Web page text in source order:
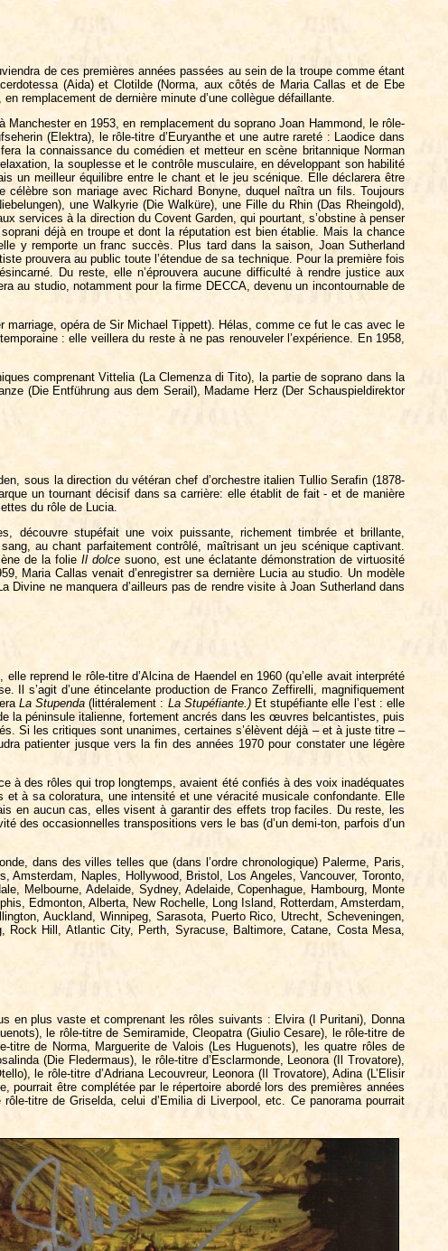
de ces premières années passées au sein de la troupe comme étant
(Aida) et Clotilde (Norma, aux côtés de Maria Callas et de Ebe
remplacement de dernière minute d’une collègue défaillante.
en 1953, en remplacement du soprano Joan Hammond, le rôle-
(Elektra), le rôle-titre d’Euryanthe et une autre rareté : Laodice dans
la connaissance du comédien et metteur en scène britannique Norman
la souplesse et le contrôle musculaire, en développant son habilité
un meilleur équilibre entre le chant et le jeu scénique. Elle déclarera être
son mariage avec Richard Bonyne, duquel naîtra un fils. Toujours
une Walkyrie (Die Walküre), une Fille du Rhin (Das Rheingold),
services à la direction du Covent Garden, qui pourtant, s’obstine à penser
déjà en troupe et dont la réputation est bien établie. Mais la chance
y remporte un franc succès. Plus tard dans la saison, Joan Sutherland
prouvera au public toute l’étendue de sa technique. Pour la première fois
Du reste, elle n’éprouvera aucune difficulté à rendre justice aux
au studio, notamment pour la firme DECCA, devenu un incontournable de
opéra de Sir Michael Tippett). Hélas, comme ce fut le cas avec le
: elle veillera du reste à ne pas renouveler l’expérience. En 1958,
comprenant Vittelia (La Clemenza di Tito), la partie de soprano dans la
(Die Entführung aus dem Serail), Madame Herz (Der Schauspieldirektor
sous la direction du vétéran chef d’orchestre italien Tullio Serafin (1878-
un tournant décisif dans sa carrière: elle établit de fait - et de manière
du rôle de Lucia.
découvre stupéfait une voix puissante, richement timbrée et brillante,
au chant parfaitement contrôlé, maîtrisant un jeu scénique captivant.
de la folie Il dolce suono, est une éclatante démonstration de virtuosité
Maria Callas venait d’enregistrer sa dernière Lucia au studio. Un modèle
ne manquera d’ailleurs pas de rendre visite à Joan Sutherland dans
reprend le rôle-titre d’Alcina de Haendel en 1960 (qu’elle avait interprété
Il s’agit d’une étincelante production de Franco Zeffirelli, magnifiquement
La Stupenda(littéralement : La Stupéfiante.)Et stupéfiante elle l’est : elle
la péninsule italienne, fortement ancrés dans les œuvres belcantistes, puis
Si les critiques sont unanimes, certaines s’élèvent déjà – et à juste titre –
patienter jusque vers la fin des années 1970 pour constater une légère
à des rôles qui trop longtemps, avaient été confiés à des voix inadéquates
à sa coloratura, une intensité et une véracité musicale confondante. Elle
en aucun cas, elles visent à garantir des effets trop faciles. Du reste, les
des occasionnelles transpositions vers le bas (d’un demi-ton, parfois d’un
dans des villes telles que (dans l’ordre chronologique) Palerme, Paris,
Naples, Hollywood, Bristol, Los Angeles, Vancouver, Toronto,
Melbourne, Adelaide, Sydney, Adelaide, Copenhague, Hambourg, Monte
Edmonton, Alberta, New Rochelle, Long Island, Rotterdam, Amsterdam,
Auckland, Winnipeg, Sarasota, Puerto Rico, Utrecht, Scheveningen,
Rock Hill, Atlantic City, Perth, Syracuse, Baltimore, Catane, Costa Mesa,
en plus vaste et comprenant les rôles suivants : Elvira (I Puritani), Donna
le rôle-titre de Semiramide, Cleopatra (Giulio Cesare), le rôle-titre de
de Norma, Marguerite de Valois (Les Huguenots), les quatre rôles de
(Die Fledermaus), le rôle-titre d’Esclarmonde, Leonora (Il Trovatore),
le rôle-titre d’Adriana Lecouvreur, Leonora (Il Trovatore), Adina (L’Elisir
pourrait être complétée par le répertoire abordé lors des premières années
titre de Griselda, celui d’Emilia di Liverpool, etc. Ce panorama pourrait